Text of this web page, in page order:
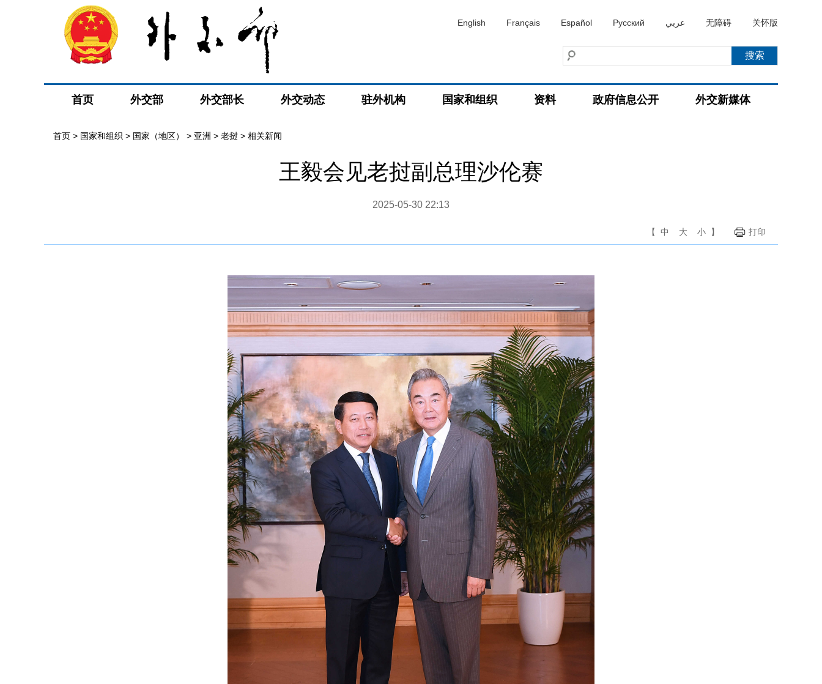
English Français Español Русский عربي 无障碍 关怀版
首页 外交部 外交部长 外交动态 驻外机构 国家和组织 资料 政府信息公开 外交新媒体
首页 > 国家和组织 > 国家（地区） > 亚洲 > 老挝 > 相关新闻
王毅会见老挝副总理沙伦赛
2025-05-30 22:13
【 中 大 小 】 打印